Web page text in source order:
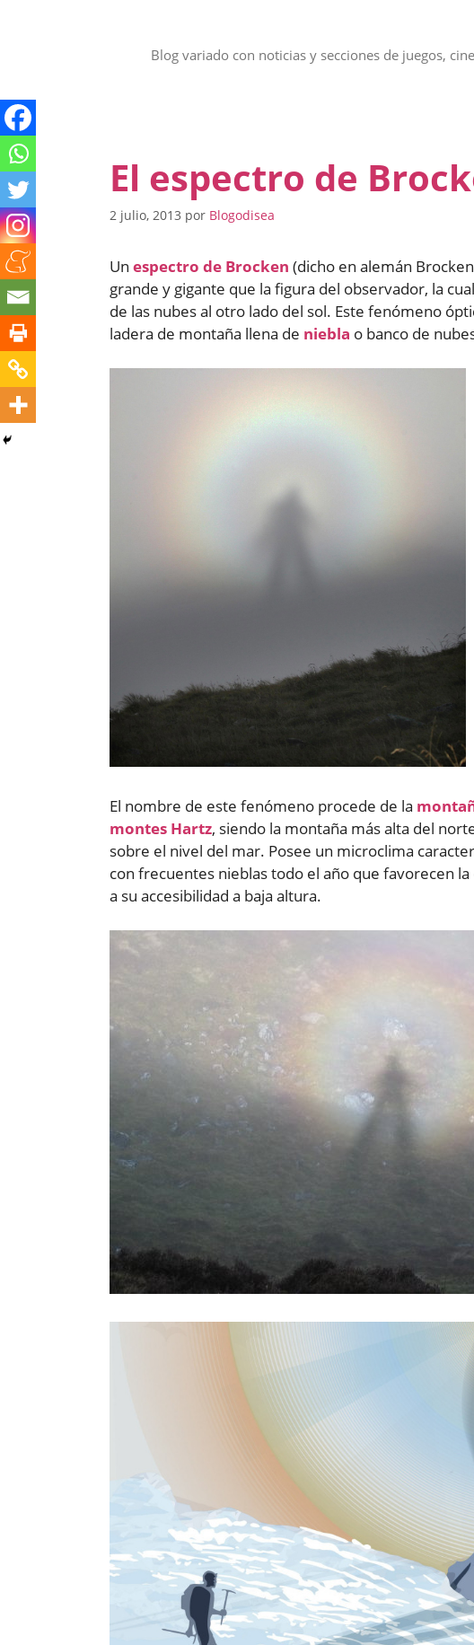
Blog variado con noticias y secciones de juegos,
El espectro de
2 julio, 2013 por Blogodisea
Un espectro de Brocken (dicho en alemán
grande y gigante que la figura del observador, la
de las nubes al otro lado del sol. Este fenómeno
ladera de montaña llena de niebla o banco de
El nombre de este fenómeno procede de la
montes Hartz, siendo la montaña más alta del
sobre el nivel del mar. Posee un microclima
con frecuentes nieblas todo el año que favorecen
a su accesibilidad a baja altura.